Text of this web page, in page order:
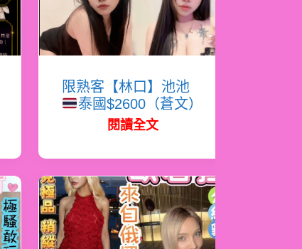
限熟客【林口】池池
泰國$2600（蒼文）
閱讀全文